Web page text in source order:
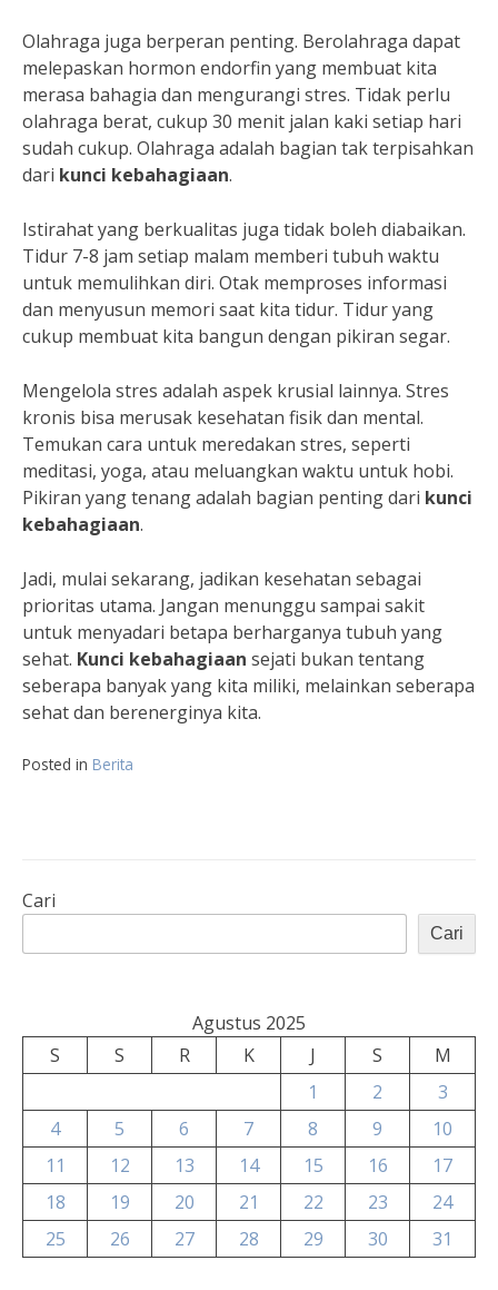
Olahraga juga berperan penting. Berolahraga dapat
melepaskan hormon endorfin yang membuat kita
merasa bahagia dan mengurangi stres. Tidak perlu
olahraga berat, cukup 30 menit jalan kaki setiap hari
sudah cukup. Olahraga adalah bagian tak terpisahkan
dari kunci kebahagiaan.
Istirahat yang berkualitas juga tidak boleh diabaikan.
Tidur 7-8 jam setiap malam memberi tubuh waktu
untuk memulihkan diri. Otak memproses informasi
dan menyusun memori saat kita tidur. Tidur yang
cukup membuat kita bangun dengan pikiran segar.
Mengelola stres adalah aspek krusial lainnya. Stres
kronis bisa merusak kesehatan fisik dan mental.
Temukan cara untuk meredakan stres, seperti
meditasi, yoga, atau meluangkan waktu untuk hobi.
Pikiran yang tenang adalah bagian penting dari kunci
kebahagiaan.
Jadi, mulai sekarang, jadikan kesehatan sebagai
prioritas utama. Jangan menunggu sampai sakit
untuk menyadari betapa berharganya tubuh yang
sehat. Kunci kebahagiaan sejati bukan tentang
seberapa banyak yang kita miliki, melainkan seberapa
sehat dan berenerginya kita.
Posted in Berita
Cari
Cari
Agustus 2025
S
S R K J S
M
1
2
3
4
5 6 7 8 9
10
11
12 13 14 15 16
17
18
19 20 21 22 23
24
25
26 27 28 29 30 31